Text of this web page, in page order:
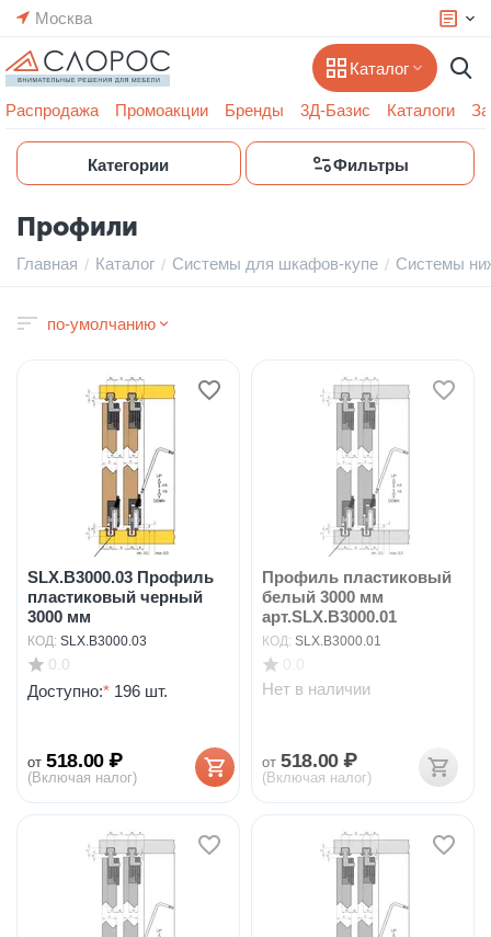
Москва
Каталог
Распродажа Промоакции Бренды 3Д-Базис Каталоги
Категории Фильтры
Профили
Главная / Каталог / Системы для шкафов-купе / Системы
по-умолчанию
SLX.B3000.03 Профиль
пластиковый черный
3000 мм
КОД: SLX.B3000.03
0.0
Доступно:* 196 шт.
от 518.00 ₽
(Включая налог)
Профиль пластиковый
белый 3000 мм
арт.SLX.B3000.01
КОД: SLX.B3000.01
Нет в наличии
от 518.00 ₽
(Включая налог)